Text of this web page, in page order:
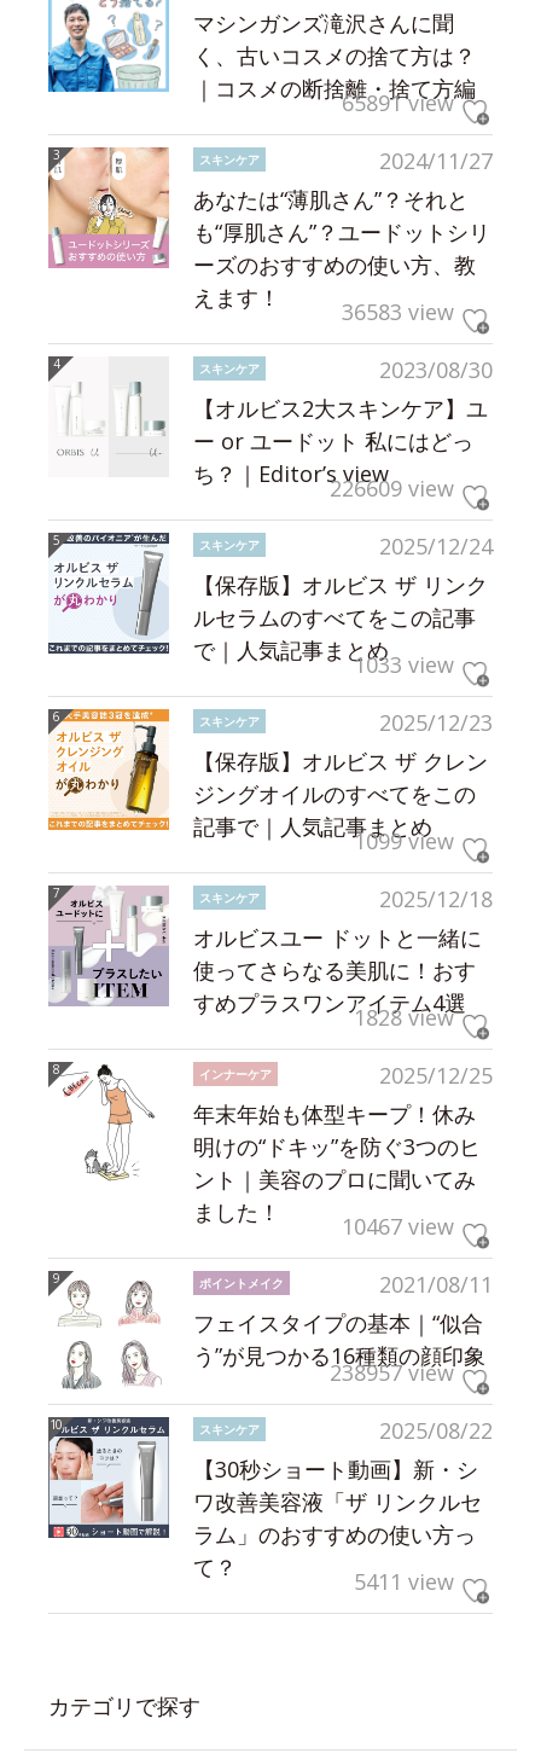
マシンガンズ滝沢さんに聞
く、古いコスメの捨て方は？
｜コスメの断捨離・捨て方編
65891 view
2024/11/27
スキンケア
あなたは“薄肌さん”？それと
も“厚肌さん”？ユードットシリ
ーズのおすすめの使い方、教
えます！
36583 view
2023/08/30
スキンケア
【オルビス2大スキンケア】ユ
ー or ユードット 私にはどっ
ち？｜Editor’s view226609 view
2025/12/24
スキンケア
【保存版】オルビス ザ リンク
ルセラムのすべてをこの記事
で｜人気記事まとめ1033 view
2025/12/23
スキンケア
【保存版】オルビス ザ クレン
ジングオイルのすべてをこの
記事で｜人気記事まとめ
1099 view
2025/12/18
スキンケア
オルビスユー ドットと一緒に
使ってさらなる美肌に！おす
すめプラスワンアイテム4選
1828 view
2025/12/25
インナーケア
年末年始も体型キープ！休み
明けの“ドキッ”を防ぐ3つのヒ
ント｜美容のプロに聞いてみ
ました！
10467 view
2021/08/11
ポイントメイク
フェイスタイプの基本｜“似合
う”が見つかる16種類の顔印象
238957 view
2025/08/22
スキンケア
【30秒ショート動画】新・シ
ワ改善美容液「ザ リンクルセ
ラム」のおすすめの使い方っ
て？
5411 view
カテゴリで探す